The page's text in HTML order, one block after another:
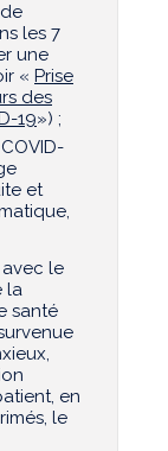
les 7
une
« Prise
des
19») ;
et
le
la
santé
en
le